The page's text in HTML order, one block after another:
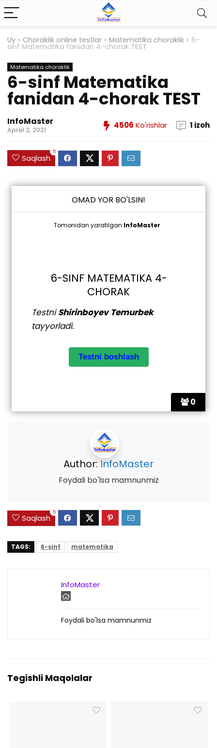
Uy » Choraklik online testlar » Matematika choraklik » 6-
sinf Matematika fanidan 4-chorak TEST
Matematika choraklik
6-sinf Matematika
fanidan 4-chorak TEST
InfoMaster
Aprel 2, 2021 4506 Ko'rishlar 1 izoh
Saqlash
5
0
OMAD YOR BO'LSIN!
Tomonidan yaratilgan InfoMaster
6-SINF MATEMATIKA 4-
CHORAK
TestniShirinboyev Temurbek
tayyorladi.
Author: InfoMaster
Foydali bo'lsa mamnunmiz
Saqlash
5
TAGS: 6-sinf matematika
InfoMaster
Foydali bo'lsa mamnunmiz
Tegishli Maqolalar